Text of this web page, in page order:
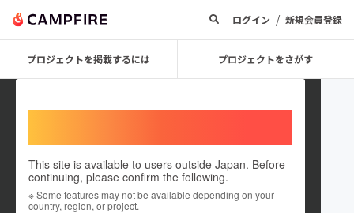
ログイン / 新規会員登録
プロジェクトを掲載するには プロジェクトをさがす
This site is available to users outside Japan. Before
continuing, please confirm the following.
※ Some features may not be available depending on your
country, region, or project.
gamugg